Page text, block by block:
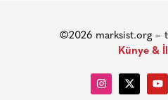
©2026 marksist.org –
Künye &